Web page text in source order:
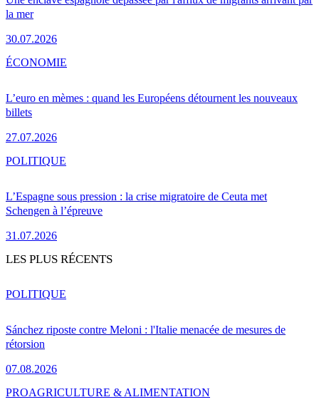
la mer
30.07.2026
L’euro en mèmes : quand les Européens détournent les nouveaux
billets
27.07.2026
ÉCONOMIE
L’Espagne sous pression : la crise migratoire de Ceuta met
Schengen à l’épreuve
31.07.2026
POLITIQUE
LES PLUS RÉCENTS
Sánchez riposte contre Meloni : l'Italie menacée de mesures de
rétorsion
07.08.2026
POLITIQUE
PROAGRICULTURE & ALIMENTATION